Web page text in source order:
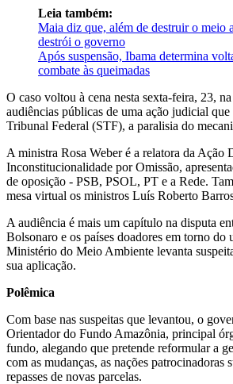
Leia também:
Maia diz que, além de destruir o meio
destrói o governo
Após suspensão, Ibama determina
combate às queimadas
O caso voltou à cena nesta sexta-feira, 23,
audiências públicas de uma ação judicial
Tribunal Federal (STF), a paralisia do
A ministra Rosa Weber é a relatora da Ação
Inconstitucionalidade por Omissão,
de oposição - PSB, PSOL, PT e a Rede.
mesa virtual os ministros Luís Roberto
A audiência é mais um capítulo na disputa
Bolsonaro e os países doadores em torno do
Ministério do Meio Ambiente levanta
sua aplicação.
Polêmica
Com base nas suspeitas que levantou, o
Orientador do Fundo Amazônia, principal
fundo, alegando que pretende reformular a
com as mudanças, as nações patrocinadoras
repasses de novas parcelas.